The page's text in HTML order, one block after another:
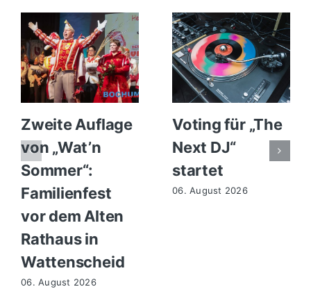
Zweite Auflage
von „Wat’n
Sommer“:
Familienfest
vor dem Alten
Rathaus in
Wattenscheid
06. August 2026
Voting für „The
Next DJ“
startet
06. August 2026